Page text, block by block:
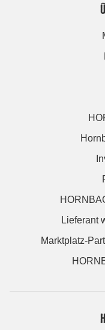
Lieferant
Marktplatz-